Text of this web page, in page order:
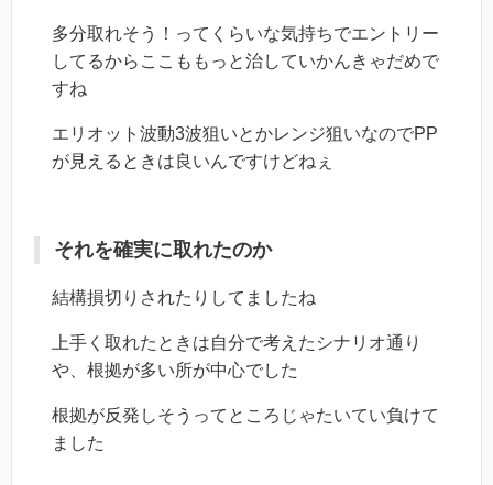
多分取れそう！ってくらいな気持ちでエントリー
してるからここももっと治していかんきゃだめで
すね
エリオット波動3波狙いとかレンジ狙いなのでPP
が見えるときは良いんですけどねぇ
それを確実に取れたのか
結構損切りされたりしてましたね
上手く取れたときは自分で考えたシナリオ通り
や、根拠が多い所が中心でした
根拠が反発しそうってところじゃたいてい負けて
ました